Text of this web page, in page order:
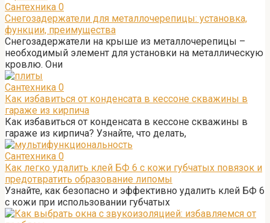
Сантехника 0
Снегозадержатели для металлочерепицы: установка,
функции, преимущества
Снегозадержатели на крыше из металлочерепицы –
необходимый элемент для установки на металлическую
кровлю. Они
Сантехника 0
Как избавиться от конденсата в кессоне скважины в
гараже из кирпича
Как избавиться от конденсата в кессоне скважины в
гараже из кирпича? Узнайте, что делать,
Сантехника 0
Как легко удалить клей БФ 6 с кожи губчатых повязок и
предотвратить образование липомы
Узнайте, как безопасно и эффективно удалить клей БФ 6
с кожи при использовании губчатых